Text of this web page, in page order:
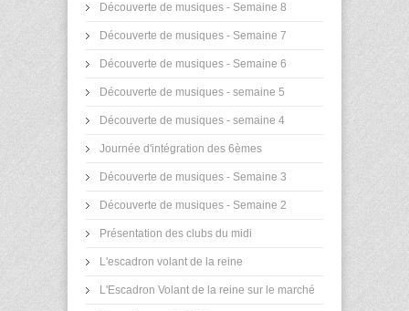
Découverte de musiques - Semaine 8
Découverte de musiques - Semaine 7
Découverte de musiques - Semaine 6
Découverte de musiques - semaine 5
Découverte de musiques - semaine 4
Journée d'intégration des 6èmes
Découverte de musiques - Semaine 3
Découverte de musiques - Semaine 2
Présentation des clubs du midi
L'escadron volant de la reine
L'Escadron Volant de la reine sur le marché